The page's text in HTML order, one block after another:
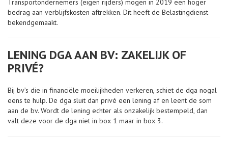
Transportondernemers (eigen rijders) mogen in 2019 een hoger
bedrag aan verblijfskosten aftrekken. Dit heeft de Belastingdienst
bekendgemaakt.
LENING DGA AAN BV: ZAKELIJK OF
PRIVÉ?
Bij bv’s die in financiële moeilijkheden verkeren, schiet de dga nogal
eens te hulp. De dga sluit dan privé een lening af en leent de som
aan de bv. Wordt de lening echter als onzakelijk bestempeld, dan
valt deze voor de dga niet in box 1 maar in box 3.